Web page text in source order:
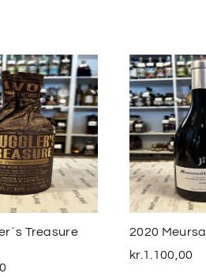
Treasure
2020
kr.1.100,00